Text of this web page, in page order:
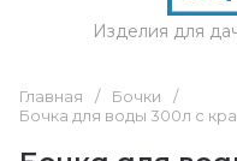
Изделия для
Главная / Бочки
/
Бочка для воды 300л с